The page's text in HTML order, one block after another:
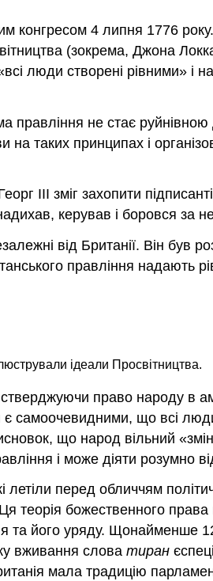
конгресом 4 липня 1776
(зокрема, Джона
люди створені рівними» і
правління не стає
таких принципах і
III зміг захопити
керував і боровся за
від Британії. Він був
правління надають
ідеали Просвітництва.
право народу в
є самоочевидними, що всі
що народ вільний
і може діяти розумно
перед обличчям
теорія божественного права
та його уряду. Щонайменше
вживання слова тиран
мала традицію